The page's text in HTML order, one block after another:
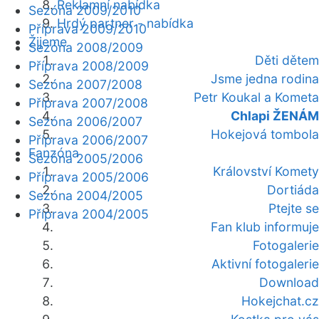
Reklamní nabídka
Hrdý partner - nabídka
Žijeme
Děti dětem
Jsme jedna rodina
Petr Koukal a Kometa
Chlapi ŽENÁM
Hokejová tombola
Fanzóna
Království Komety
Dortiáda
Ptejte se
Fan klub informuje
Fotogalerie
Aktivní fotogalerie
Download
Hokejchat.cz
Sezóna 2009/2010
Příprava 2009/2010
Sezóna 2008/2009
Příprava 2008/2009
Sezóna 2007/2008
Příprava 2007/2008
Sezóna 2006/2007
Příprava 2006/2007
Sezóna 2005/2006
Příprava 2005/2006
Sezóna 2004/2005
Příprava 2004/2005